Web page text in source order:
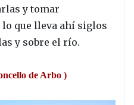
y tomar
que lleva ahí siglos
y sobre el río.
de Arbo )